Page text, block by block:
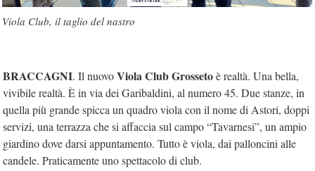
Viola Club, il taglio del nastro
BRACCAGNI. Il nuovoViola Club Grossetoè realtà. Una bella,
vivibile realtà. È in via dei Garibaldini, al numero 45. Due stanze, in
quella più grande spicca un quadro viola con il nome di Astori, doppi
servizi, una terrazza che si affaccia sul campo “Tavarnesi”, un ampio
giardino dove darsi appuntamento. Tutto è viola, dai palloncini alle
candele. Praticamente uno spettacolo di club.